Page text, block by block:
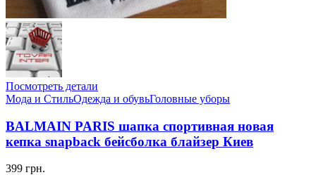
Посмотреть детали
Мода и СтильОдежда и обувьГоловные уборы
BALMAIN PARIS шапка спортивная новая
кепка snapback бейсболка блайзер Киев
399 грн.